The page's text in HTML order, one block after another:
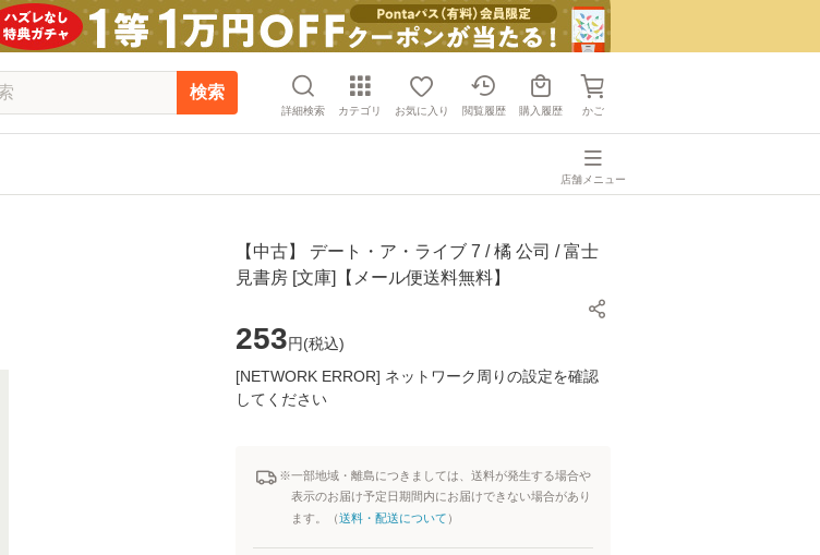
検索
詳細検索 カテゴリ お気に入り 閲覧履歴 購入履歴 かご
店舗メニュー
【中古】 デート・ア・ライブ 7 / 橘 公司 / 富士
見書房 [文庫]【メール便送料無料】
253円(税込)
[NETWORK ERROR] ネットワーク周りの設定を確認
してください
※一部地域・離島につきましては、送料が発生する場合や
表示のお届け予定日期間内にお届けできない場合があり
ます。（送料・配送について ）